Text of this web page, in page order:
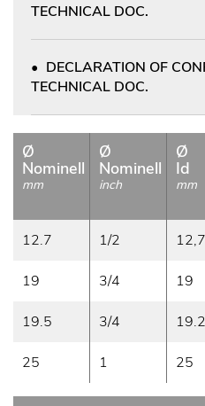
TECHNICAL DOC.
DECLARATION OF
TECHNICAL DOC.
Ø
Nominell
mm
Ø
Nominell
inch
Ø
Id
mm
12.7 1/2 12,7
19 3/4 19
19.5 3/4 19.2
25 1 25